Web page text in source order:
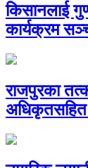
किसानलाई
कार्यक्रम
राजपुरका
अधिकृतसहित